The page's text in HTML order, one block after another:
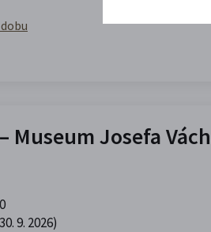
Museum Josefa
9. 2026)